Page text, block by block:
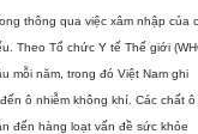
thông qua việc xâm nhập của
Theo Tổ chức Y tế Thế giới
mỗi năm, trong đó Việt Nam ghi
ô nhiễm không khí. Các chất ô
đến hàng loạt vấn đề sức khỏe